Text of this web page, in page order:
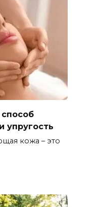
упругость
кожа – это